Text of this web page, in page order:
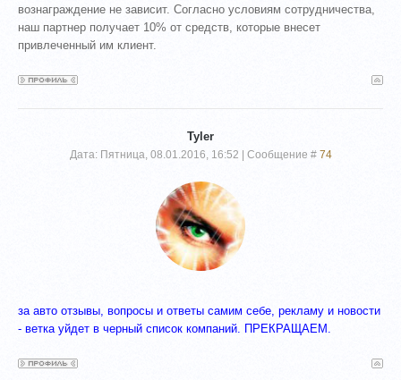
вознаграждение не зависит. Согласно условиям сотрудничества,
наш партнер получает 10% от средств, которые внесет
привлеченный им клиент.
Tyler
Дата: Пятница, 08.01.2016, 16:52 | Сообщение # 74
за авто отзывы, вопросы и ответы самим себе, рекламу и новости
- ветка уйдет в черный список компаний. ПРЕКРАЩАЕМ.